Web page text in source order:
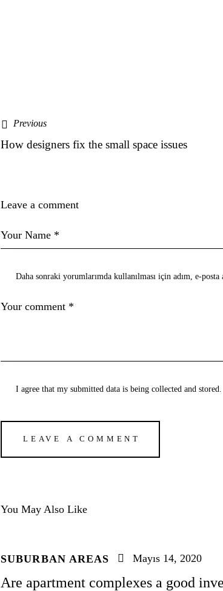
YazıPrevious
How designers fix the small space issues
Leave a comment
Daha sonraki yorumlarımda kullanılması için adım, e-
I agree that my submitted data is beingcollected and stored.
You May Also Like
SUBURBAN AREAS Mayıs 14, 2020
Are apartment complexes a good